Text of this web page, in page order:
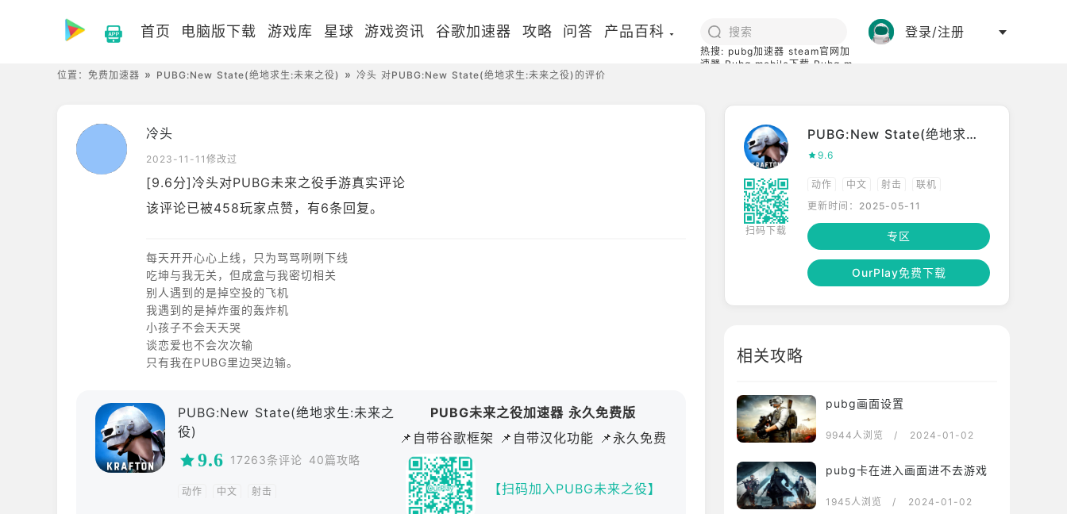
首页 电脑版下载 游戏库 星球 游戏资讯 谷歌加速器 攻略 问答 产品百科
热搜: pubg加速器 steam官网加
速器 Pubg mobile下载 Pubg m
登录/注册
位置： 免费加速器 PUBG:New State(绝地求生:未来之役) 冷头 对PUBG:New State(绝地求生:未来之役)的评价
冷头
2023-11-11修改过
[9.6分]冷头对PUBG未来之役手游真实评论
该评论已被458玩家点赞，有6条回复。
每天开开心心上线，只为骂骂咧咧下线
吃坤与我无关，但成盒与我密切相关
别人遇到的是掉空投的飞机
我遇到的是掉炸蛋的轰炸机
小孩子不会天天哭
谈恋爱也不会次次输
只有我在PUBG里边哭边输。
PUBG:New State(绝地求生:未来之
役)
9.6 17263条评论 40篇攻略
动作 中文 射击
PUBG未来之役加速器 永久免费版
📌自带谷歌框架 📌自带汉化功能 📌永久免费
【扫码加入PUBG未来之役】
扫码下载
PUBG:New State(绝地求生:未来之役)
9.6
动作 中文 射击 联机
更新时间：2025-05-11
专区
OurPlay免费下载
相关攻略
pubg画面设置
9944人浏览 / 2024-01-02
pubg卡在进入画面进不去游戏
1945人浏览 / 2024-01-02